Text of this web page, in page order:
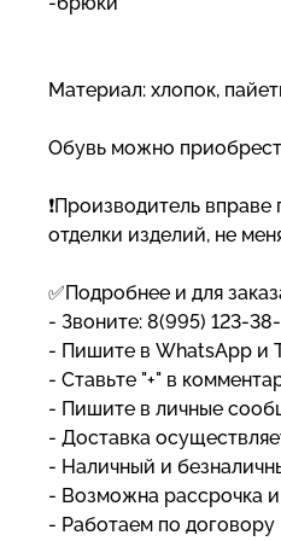
Материал: хлопок,
Обувь можно
❗Производитель
отделки изделий, не
✅Подробнее и для
- Звоните: 8(995) 123-
- Пишите в WhatsApp и
- Ставьте "+" в
- Пишите в личные
- Доставка
- Наличный и
- Возможна рассрочка
- Работаем по договору